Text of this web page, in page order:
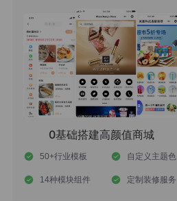
0基础搭建高颜值商城
50+行业模板 自定义主题色
14种模块组件 定制装修服务